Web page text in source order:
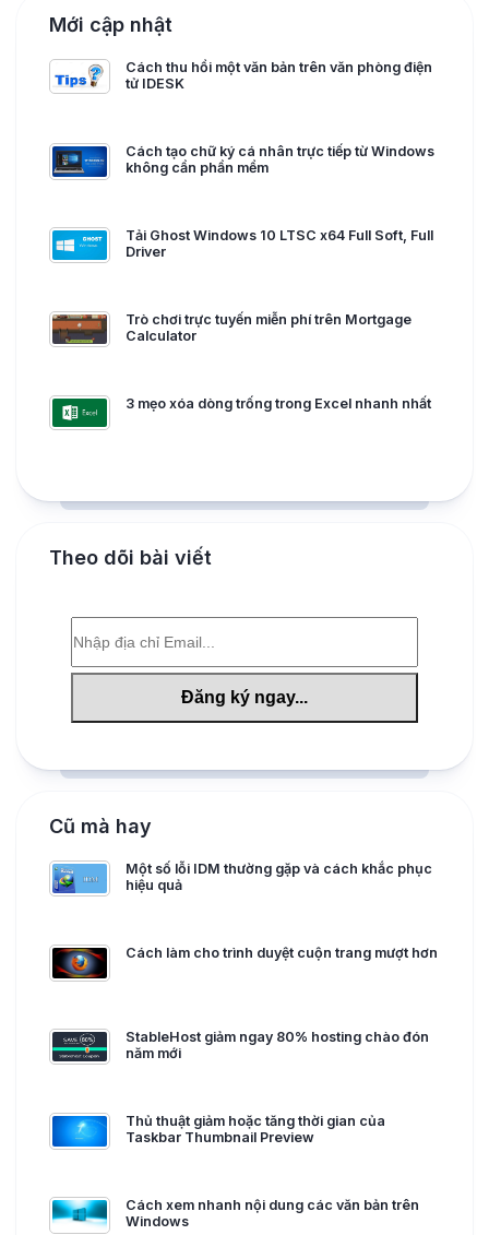
Mới cập nhật
Cách thu hồi một văn bản trên văn phòng điện
tử IDESK
Cách tạo chữ ký cá nhân trực tiếp từ Windows
không cần phần mềm
Tải Ghost Windows 10 LTSC x64 Full Soft, Full
Driver
Trò chơi trực tuyến miễn phí trên Mortgage
Calculator
3 mẹo xóa dòng trống trong Excel nhanh nhất
Theo dõi bài viết
Cũ mà hay
Một số lỗi IDM thường gặp và cách khắc phục
hiệu quả
Cách làm cho trình duyệt cuộn trang mượt hơn
StableHost giảm ngay 80% hosting chào đón
năm mới
Thủ thuật giảm hoặc tăng thời gian của
Taskbar Thumbnail Preview
Cách xem nhanh nội dung các văn bản trên
Windows